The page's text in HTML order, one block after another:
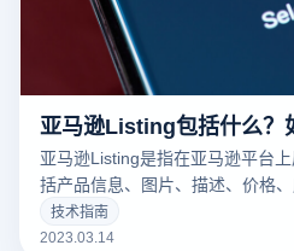
亚马逊Listing包括什么？
亚马逊Listing是指在亚马逊平台
括产品信息、图片、描述、价格
个好的亚马逊Listing可以吸引更
下云登录指纹浏览器关于亚马逊
技术指南
2023.03.14